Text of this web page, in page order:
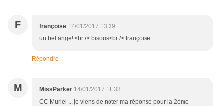
F françoise 14/01/2017 13:39
un bel ange!!<br /> bisous<br /> françoise
Répondre
M MissParker 14/01/2017 11:33
CC Muriel ... je viens de noter ma réponse pour la 2ème